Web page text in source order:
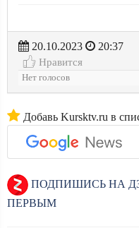
20.10.2023
20:37
Нравится
Нет голосов
Добавь Kursktv.ru в
ПОДПИШИСЬ НА
ПЕРВЫМ